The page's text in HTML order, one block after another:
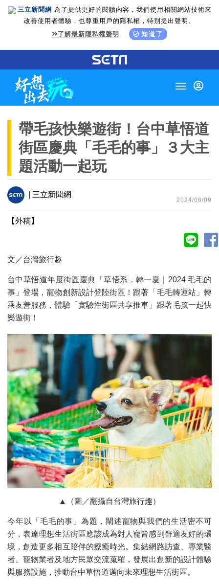
三立新聞網 為了提供更好的閱讀內容，我們使用相關網站技術來
改善使用者體驗，也尊重用戶的隱私權，特別提出聲明。
了解最新隱私權聲明
知道了
Toggle
帶毛孩快樂遊街！台中草悟道
街區慶典「毛毛的事」３大主
題活動一起玩
| 三立新聞網
2024/08/09
【外稿】
文／台灣旅行趣
台中草悟道年度街區慶典「草悟系．轉一夏｜2024 毛毛的
事」登場，寵物創新設計登陸街區！跟著「毛毛轉運站」轉
乘友善服務，體驗「實驗性街區共享推車」跟著毛孩一起快
樂遊街！
▲（圖／翻攝自台灣旅行趣）
今年以「毛毛的事」為題，闡述寵物與我們的生活密不可
分，表達理想生活街區應該成為對人寵皆感到舒適友好的環
境，創造更多相互陪伴的療癒時光。集結網路訪查、專業醫
者、寵物業者及地方民眾交流蒐羅，發展出創新的設計體驗
與服務設施，推動台中草悟道邁向未來理想生活街區。